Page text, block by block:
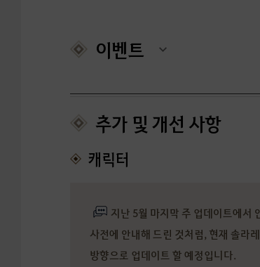
이벤트
추가 및 개선 사항
캐릭터
지난 5월 마지막 주 업데이트에서
사전에 안내해 드린 것처럼, 현재 솔라
방향으로 업데이트 할 예정입니다.